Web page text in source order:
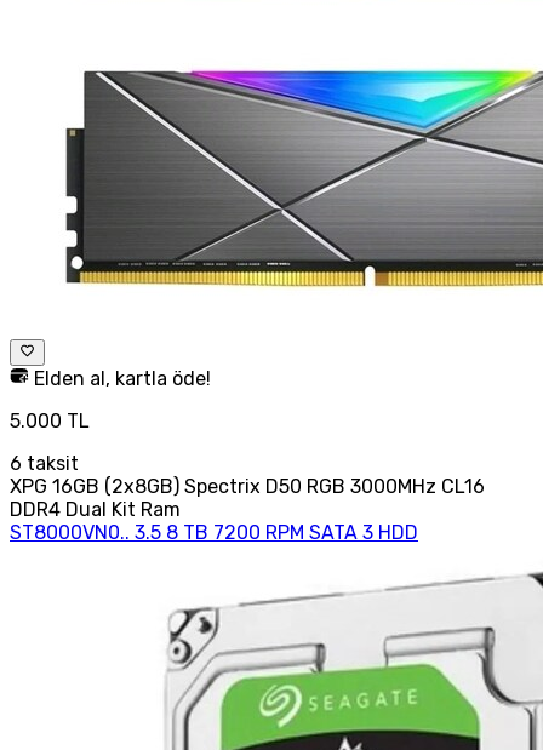
Elden al, kartla öde!
5.000 TL
6 taksit
XPG 16GB (2x8GB) Spectrix D50 RGB 3000MHz CL16
DDR4 Dual Kit Ram
ST8000VN0.. 3.5 8 TB 7200 RPM SATA 3 HDD